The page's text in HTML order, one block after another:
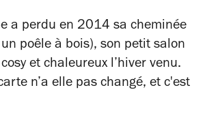
a perdu en 2014 sa cheminée
poêle à bois), son petit salon
et chaleureux l’hiver venu.
n’a elle pas changé, et c'est